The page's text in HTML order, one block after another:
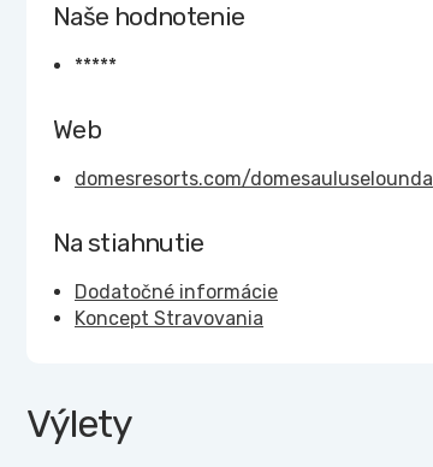
Naše hodnotenie
*****
Web
domesresorts.com/domesauluselounda
Na stiahnutie
Dodatočné informácie
Koncept Stravovania
Výlety